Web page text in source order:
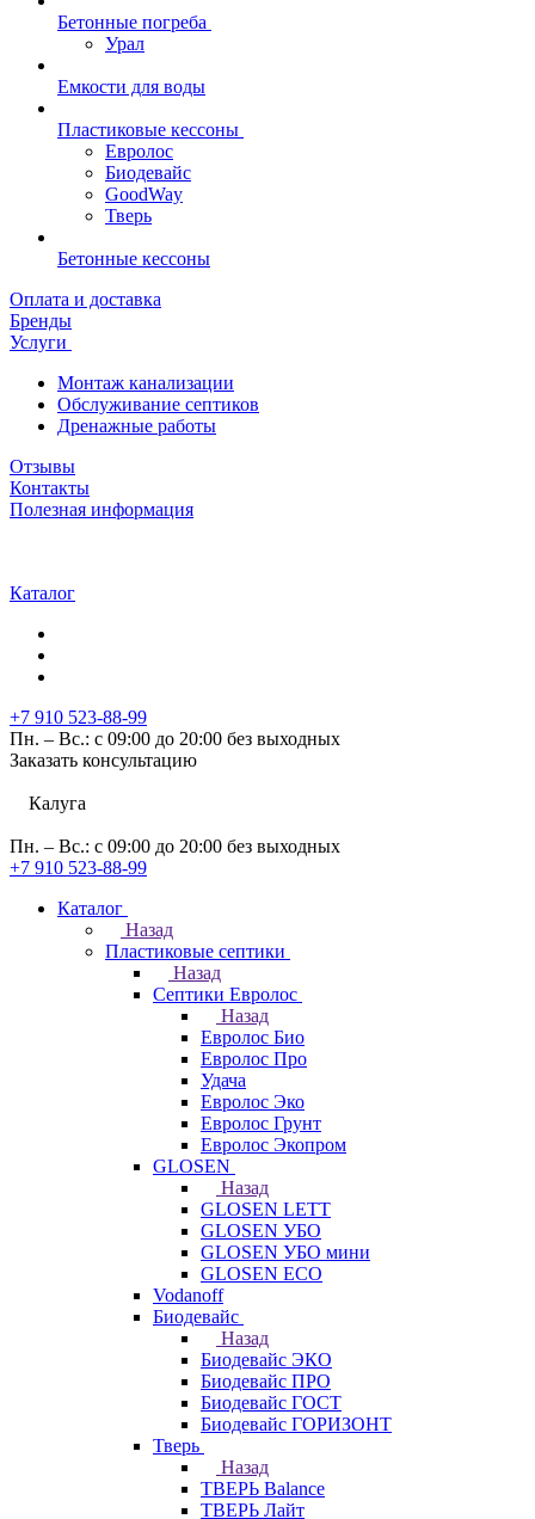
Бетонные погреба
Урал
Емкости для воды
Пластиковые кессоны
Евролос
Биодевайс
GoodWay
Тверь
Бетонные кессоны
Оплата и доставка
Бренды
Услуги
Монтаж канализации
Обслуживание септиков
Дренажные работы
Отзывы
Контакты
Полезная информация
Каталог
+7 910 523-88-99
Пн. – Вс.: с 09:00 до 20:00 без выходных
Заказать консультацию
Калуга
Пн. – Вс.: с 09:00 до 20:00 без выходных
+7 910 523-88-99
Каталог
Назад
Пластиковые септики
Назад
Септики Евролос
Назад
Евролос Био
Евролос Про
Удача
Евролос Эко
Евролос Грунт
Евролос Экопром
GLOSEN
Назад
GLOSEN LETT
GLOSEN УБО
GLOSEN УБО мини
GLOSEN ECO
Vodanoff
Биодевайс
Назад
Биодевайс ЭКО
Биодевайс ПРО
Биодевайс ГОСТ
Биодевайс ГОРИЗОНТ
Тверь
Назад
ТВЕРЬ Balance
ТВЕРЬ Лайт